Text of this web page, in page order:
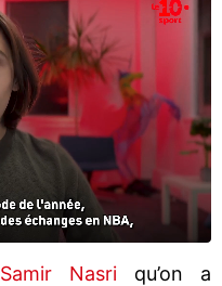
Samir Nasri qu’on a